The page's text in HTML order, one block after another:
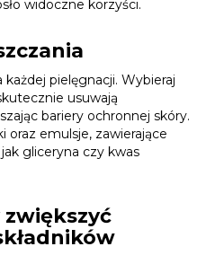
widoczne korzyści.
pielęgnacji. Wybieraj
usuwają
bariery ochronnej skóry.
oraz emulsje, zawierające
gliceryna czy kwas